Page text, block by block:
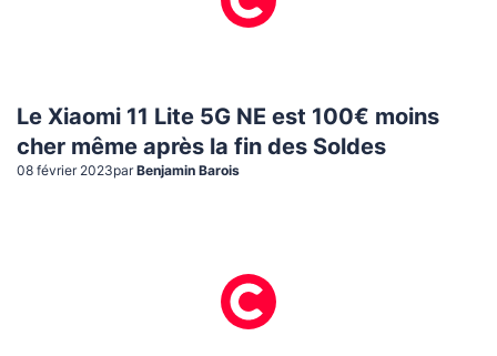
Le Xiaomi 11 Lite 5G NE est 100€ moins
cher même après la fin des Soldes
08 février 2023par Benjamin Barois